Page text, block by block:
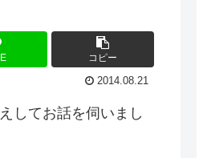
コピー
2014.08.21
してお話を伺いまし